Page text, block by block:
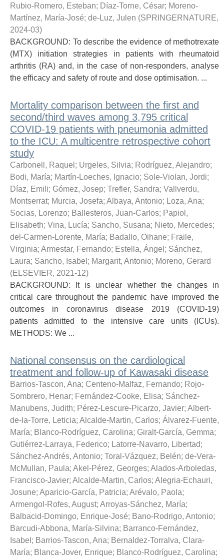
Rubio-Romero, Esteban; Díaz-Torne, César; Moreno-
Martínez, María-José; de-Luz, Julen (SPRINGERNATURE,
2024-03)
BACKGROUND: To describe the evidence of methotrexate
(MTX) initiation strategies in patients with rheumatoid
arthritis (RA) and, in the case of non-responders, analyse
the efficacy and safety of route and dose optimisation. ...
Mortality comparison between the first and
second/third waves among 3,795 critical
COVID-19 patients with pneumonia admitted
to the ICU: A multicentre retrospective cohort
study
Carbonell, Raquel ; Urgeles, Silvia; Rodríguez, Alejandro;
Bodi, María; Martín-Loeches, Ignacio; Sole-Violan, Jordi;
Díaz, Emili; Gómez, Josep; Trefler, Sandra; Vallverdu,
Montserrat; Murcia, Josefa; Albaya, Antonio; Loza, Ana;
Socias, Lorenzo; Ballesteros, Juan-Carlos; Papiol,
Elisabeth; Vina, Lucía; Sancho, Susana; Nieto, Mercedes;
del-Carmen-Lorente, María; Badallo, Oihane; Fraile,
Virginia; Armestar, Fernando; Estella, Ángel ; Sánchez,
Laura; Sancho, Isabel ; Margarit, Antonio; Moreno, Gerard
(ELSEVIER, 2021-12)
BACKGROUND: It is unclear whether the changes in
critical care throughout the pandemic have improved the
outcomes in coronavirus disease 2019 (COVID-19)
patients admitted to the intensive care units (ICUs).
METHODS: We ...
National consensus on the cardiological
treatment and follow-up of Kawasaki disease
Barrios-Tascon, Ana; Centeno-Malfaz, Fernando; Rojo-
Sombrero, Henar; Fernández-Cooke, Elisa; Sánchez-
Manubens, Judith; Pérez-Lescure-Picarzo, Javier; Albert-
de-la-Torre, Leticia; Alcalde-Martin, Carlos; Álvarez-Fuente,
María; Blanco-Rodríguez, Carolina; Giralt-García, Gemma;
Gutiérrez-Larraya, Federico; Latorre-Navarro, Libertad;
Sánchez-Andrés, Antonio; Toral-Vázquez, Belén; de-Vera-
McMullan, Paula; Akel-Pérez, Georges; Alados-Arboledas,
Francisco-Javier; Alcalde-Martin, Carlos; Alegria-Echauri,
Josune; Aparicio-García, Patricia; Arévalo, Paola;
Armengol-Rofes, August; Arroyas-Sánchez, María;
Balbacid-Domingo, Enrique-José; Bano-Rodrigo, Antonio;
Barcudi-Abbona, María-Silvina; Barranco-Fernández,
Isabel ; Barrios-Tascon, Ana; Bernaldez-Torralva, Clara-
María; Blanca-Jover, Enrique; Blanco-Rodríguez, Carolina;